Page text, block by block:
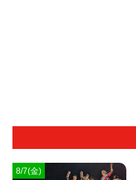
8/7(金)